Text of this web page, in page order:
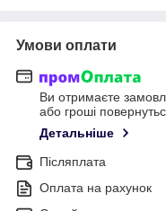
Умови оплати
Ви отримаєте
або гроші
Детальніше
Післяплата
Оплата на рахунок